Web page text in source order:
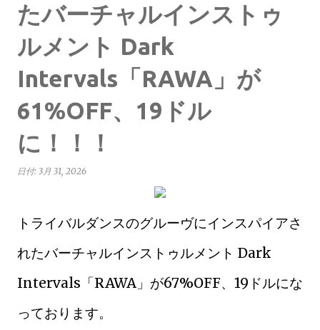
たバーチャルインストゥ
ルメント Dark
Intervals「RAWA」が
61%OFF、19ドル
に！！！
日付: 3月 31, 2026
トライバルダンスのグルーヴにインスパイアさ
れたバーチャルインストゥルメント Dark
Intervals「RAWA」が67%OFF、19ドルにな
っております。